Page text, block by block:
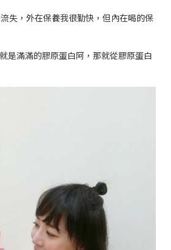
失，外在保養我很勤快，但內在喝的保
是滿滿的膠原蛋白阿，那就從膠原蛋白